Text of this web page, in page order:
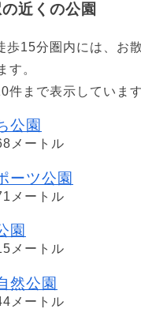
近くの公園
歩15分圏内には、お
す。
件まで表示しています
公園
メートル
ーツ公園
メートル
園
メートル
然公園
メートル